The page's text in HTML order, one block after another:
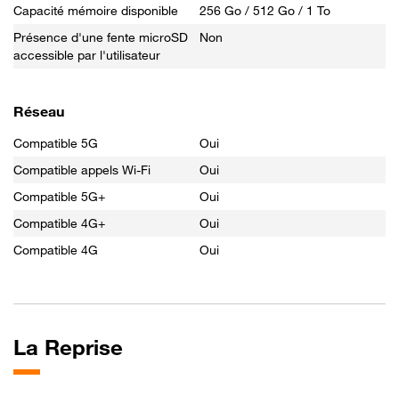
Capacité mémoire disponible
256 Go / 512 Go / 1 To
Présence d'une fente microSD
accessible par l'utilisateur
Non
Réseau
Compatible 5G
Oui
Compatible appels Wi-Fi
Oui
Compatible 5G+
Oui
Compatible 4G+
Oui
Compatible 4G
Oui
La Reprise